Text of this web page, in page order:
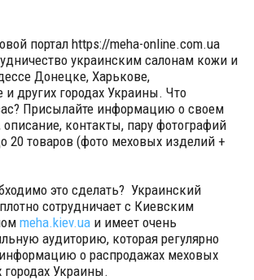
портал https://meha-online.com.ua
украинским салонам кожи и
Донецке, Харькове,
других городах Украины. Что
Присылайте информацию о своем
описание, контакты, пару фотографий
20 товаров (фото меховых изделий +
это сделать? Украинский
сотрудничает с Киевским
meha.kiev.uaи имеет очень
аудиторию, которая регулярно
о распродажах меховых
Украины.